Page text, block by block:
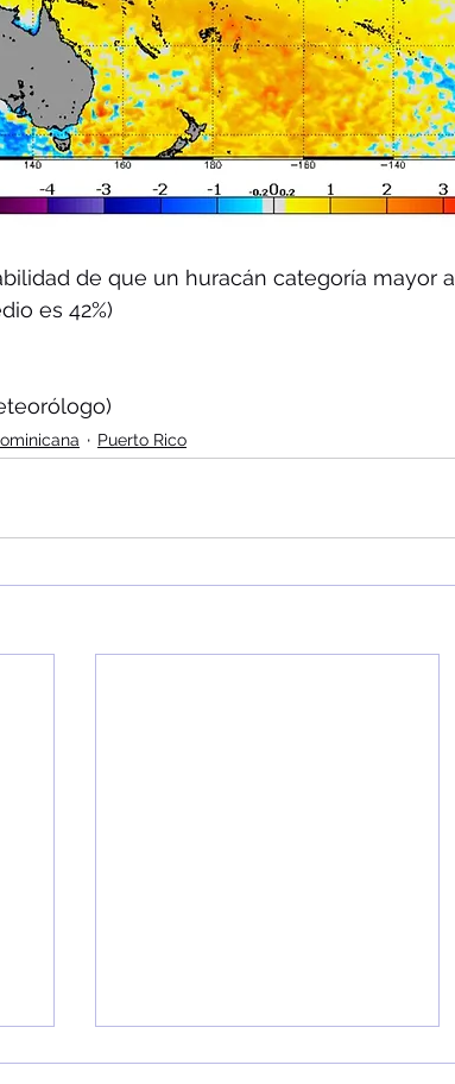
de que un huracán categoría mayor
es 42%)
Puerto Rico